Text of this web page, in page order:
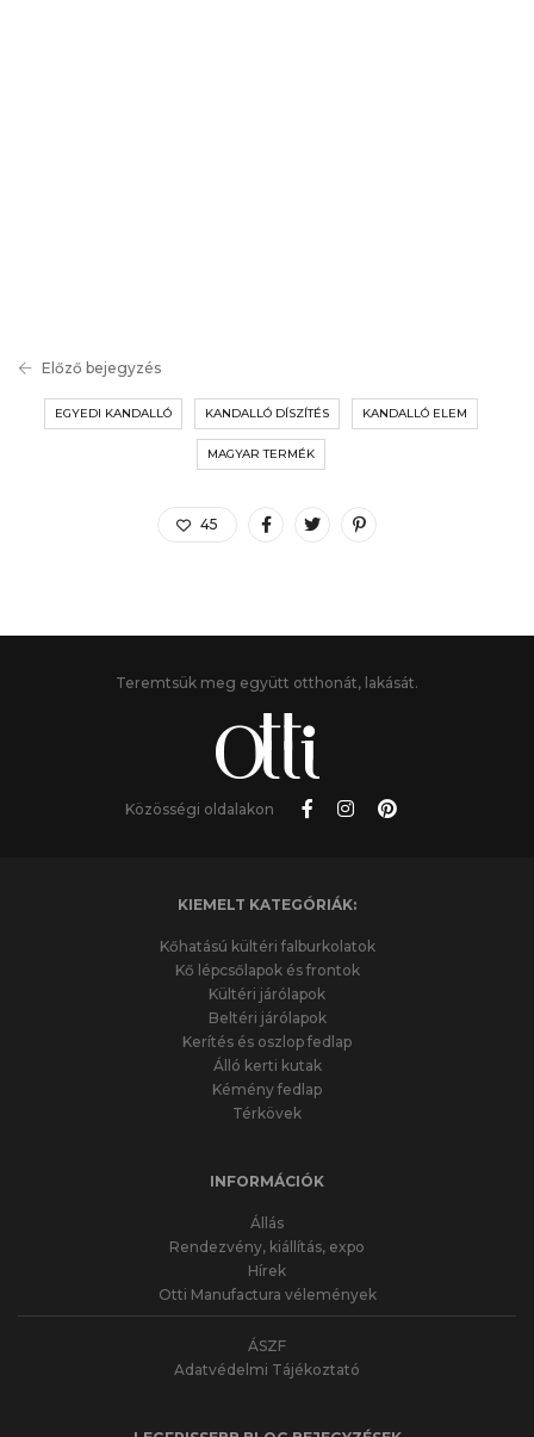
Előző bejegyzés
EGYEDI KANDALLÓ KANDALLÓ DÍSZÍTÉS KANDALLÓ ELEM
MAGYAR TERMÉK
45
Teremtsük meg együtt otthonát, lakását.
Közösségi oldalakon
KIEMELT KATEGÓRIÁK:
Kőhatású kültéri falburkolatok
Kő lépcsőlapok és frontok
Kültéri járólapok
Beltéri járólapok
Kerítés és oszlop fedlap
Álló kerti kutak
Kémény fedlap
Térkövek
INFORMÁCIÓK
Állás
Rendezvény, kiállítás, expo
Hírek
Otti Manufactura vélemények
ÁSZF
Adatvédelmi Tájékoztató